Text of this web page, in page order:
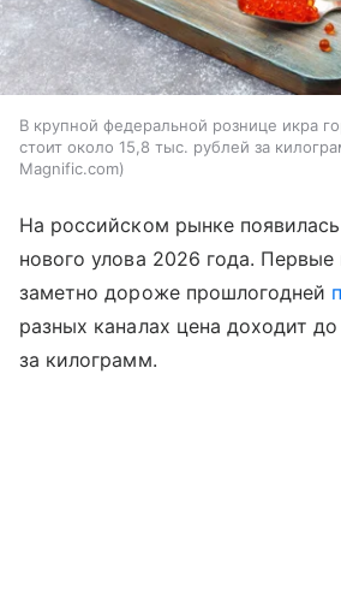
В крупной федеральной рознице икра
стоит около 15,8 тыс. рублей за
Magnific.com
На российском рынке
нового улова 2026 года. Первые
заметно дороже прошлогодней
разных каналах цена доходит
за килограмм.